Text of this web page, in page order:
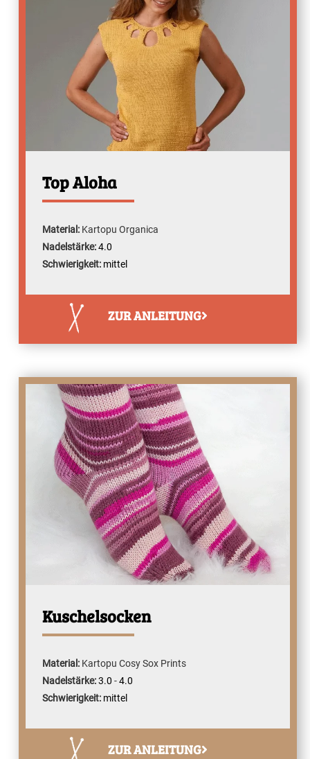
Top Aloha
Material: Kartopu Organica
Nadelstärke:4.0
Schwierigkeit: mittel
ZUR ANLEITUNG
Kuschelsocken
Material: Kartopu Cosy Sox Prints
Nadelstärke:3.0 -4.0
Schwierigkeit: mittel
ZUR ANLEITUNG